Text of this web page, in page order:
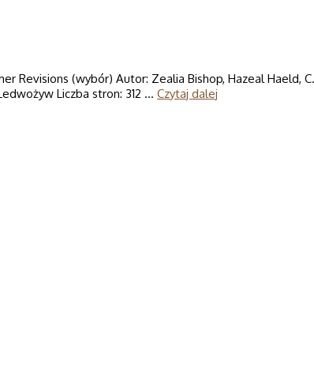
Revisions (wybór) Autor: Zealia Bishop, Hazeal Haeld,
Liczba stron: 312 … Czytaj dalej